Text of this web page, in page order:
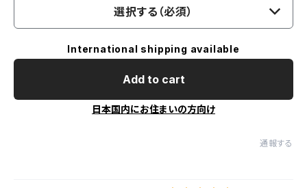
選択する（必須）
International shipping available
Add to cart
日本国内にお住まいの方向け
通報する